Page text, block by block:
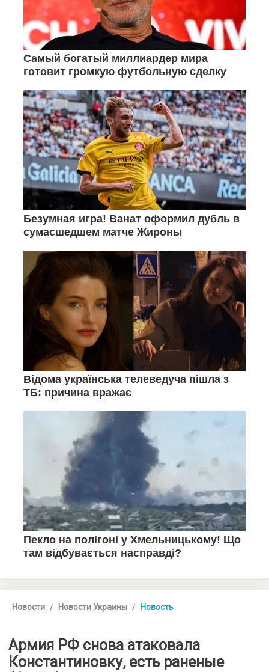
Новости Новости Украины Новость
Армия РФ снова атаковала
Константиновку, есть раненые